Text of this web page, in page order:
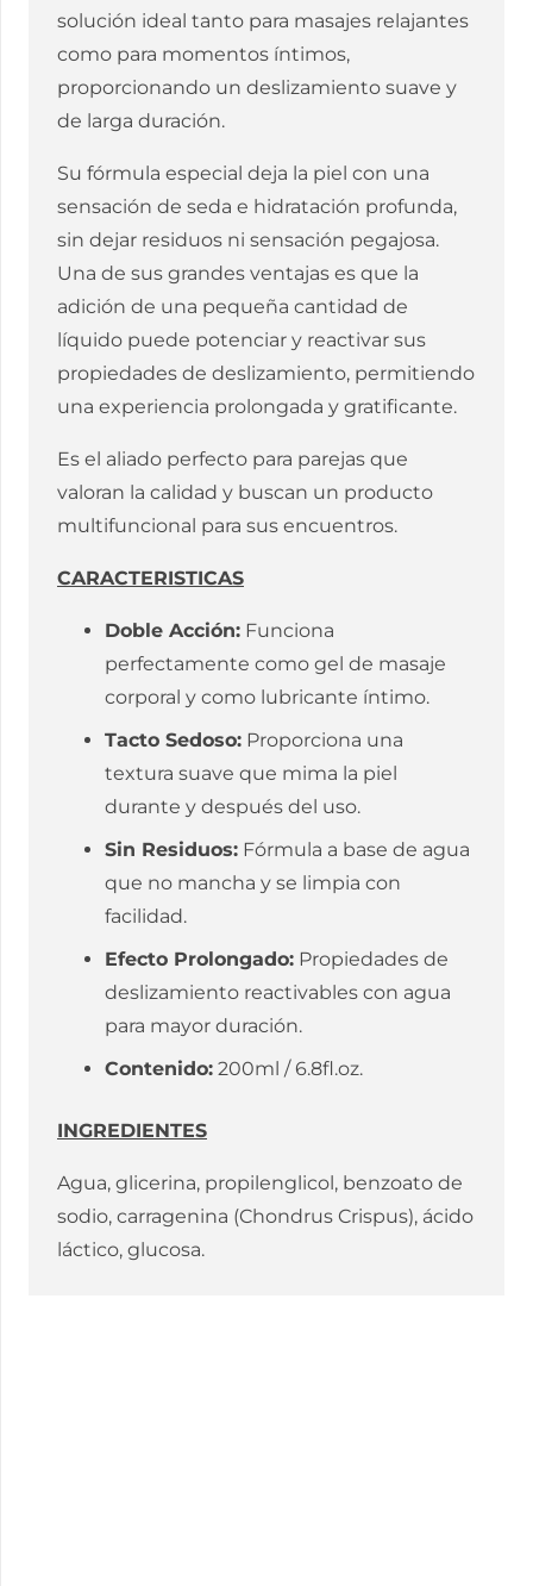
cantidad
solución ideal tanto para masajes relajantes
como para momentos íntimos,
proporcionando un deslizamiento suave y
de larga duración.
Su fórmula especial deja la piel con una
sensación de seda e hidratación profunda,
sin dejar residuos ni sensación pegajosa.
Una de sus grandes ventajas es que la
adición de una pequeña cantidad de
líquido puede potenciar y reactivar sus
propiedades de deslizamiento, permitiendo
una experiencia prolongada y gratificante.
Es el aliado perfecto para parejas que
valoran la calidad y buscan un producto
multifuncional para sus encuentros.
CARACTERISTICAS
Doble Acción: Funciona
perfectamente como gel de masaje
corporal y como lubricante íntimo.
Tacto Sedoso: Proporciona una
textura suave que mima la piel
durante y después del uso.
Sin Residuos: Fórmula a base de agua
que no mancha y se limpia con
facilidad.
Efecto Prolongado: Propiedades de
deslizamiento reactivables con agua
para mayor duración.
Contenido: 200ml / 6.8fl.oz.
INGREDIENTES
Agua, glicerina, propilenglicol, benzoato de
sodio, carragenina (Chondrus Crispus), ácido
láctico, glucosa.